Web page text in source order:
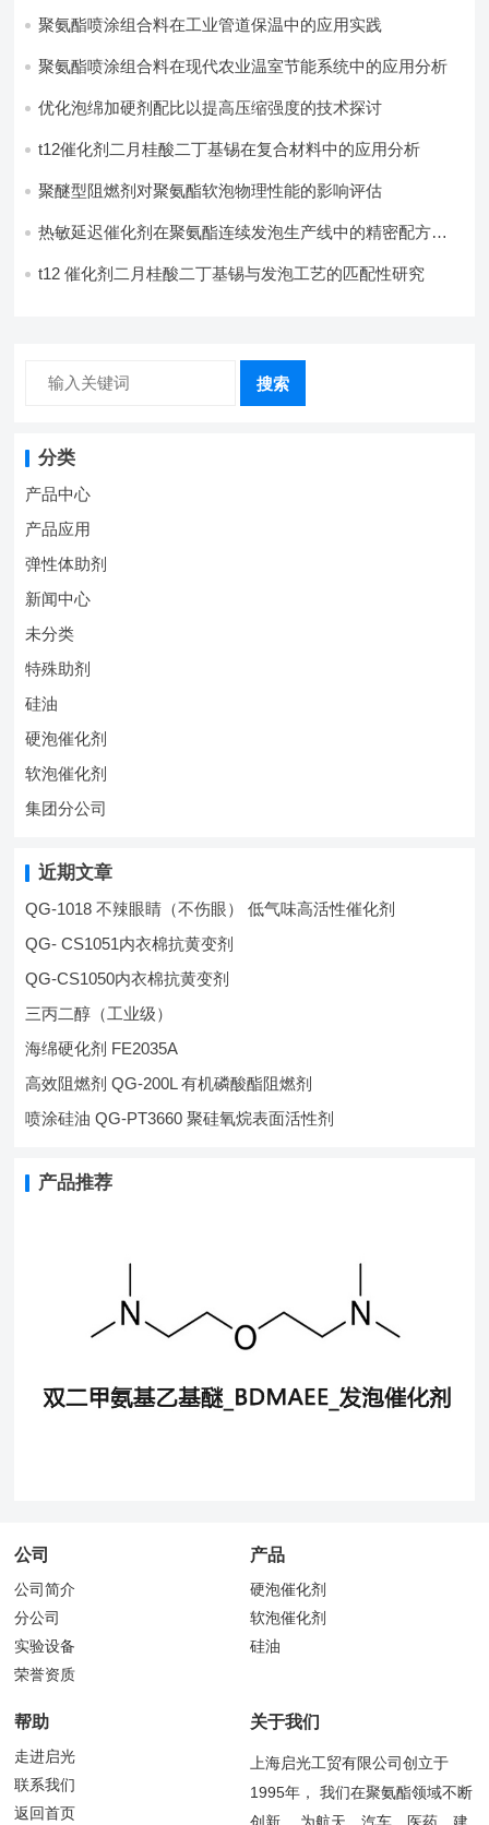
聚氨酯喷涂组合料在工业管道保温中的应用实践
聚氨酯喷涂组合料在现代农业温室节能系统中的应用分析​
优化泡绵加硬剂配比以提高压缩强度的技术探讨
t12催化剂二月桂酸二丁基锡在复合材料中的应用分析
聚醚型阻燃剂对聚氨酯软泡物理性能的影响评估​
热敏延迟催化剂在聚氨酯连续发泡生产线中的精密配方设
t12 催化剂二月桂酸二丁基锡与发泡工艺的匹配性研究
搜索
分类
产品中心
产品应用
弹性体助剂
新闻中心
未分类
特殊助剂
硅油
硬泡催化剂
软泡催化剂
集团分公司
近期文章
QG-1018 不辣眼睛（不伤眼） 低气味高活性催化剂
QG- CS1051内衣棉抗黄变剂
QG-CS1050内衣棉抗黄变剂
三丙二醇（工业级）
海绵硬化剂 FE2035A
高效阻燃剂 QG-200L 有机磷酸酯阻燃剂
喷涂硅油 QG-PT3660 聚硅氧烷表面活性剂
产品推荐
公司
公司简介
分公司
实验设备
荣誉资质
产品
硬泡催化剂
软泡催化剂
硅油
帮助
走进启光
联系我们
返回首页
关于我们
上海启光工贸有限公司创立于
1995年， 我们在聚氨酯领域不断